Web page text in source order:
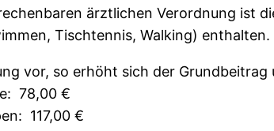
ärztlichen Verordnung ist
Tischtennis, Walking) enthalten.
vor, so erhöht sich der
78,00 €
117,00 €